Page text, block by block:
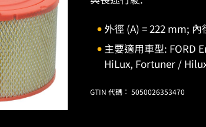
外徑 (A) = 222 mm;
主要適用車型: FORD
HiLux, Fortuner /
GTIN 代碼： 5050026353470